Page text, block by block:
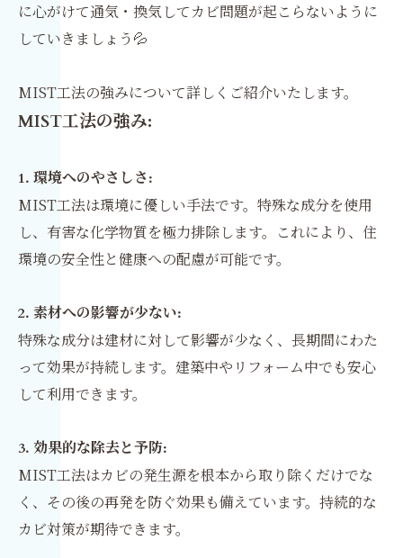
に心がけて通気・換気してカビ問題が起こらないように
していきましょう💦
MIST工法の強みについて詳しくご紹介いたします。
MIST工法の強み:
1. 環境へのやさしさ:
MIST工法は環境に優しい手法です。特殊な成分を使用
し、有害な化学物質を極力排除します。これにより、住
環境の安全性と健康への配慮が可能です。
2. 素材への影響が少ない:
特殊な成分は建材に対して影響が少なく、長期間にわた
って効果が持続します。建築中やリフォーム中でも安心
して利用できます。
3. 効果的な除去と予防:
MIST工法はカビの発生源を根本から取り除くだけでな
く、その後の再発を防ぐ効果も備えています。持続的な
カビ対策が期待できます。